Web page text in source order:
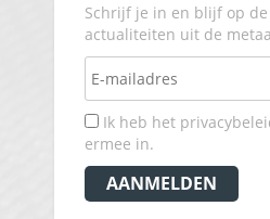
Schrijf je in en blijf op
actualiteiten uit de
Ik heb het
ermee in.